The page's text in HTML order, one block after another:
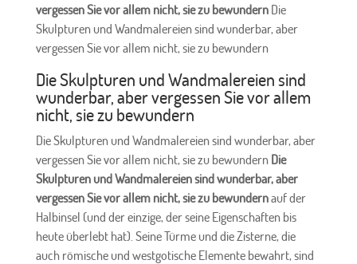
vergessen Sie vor allem nicht, sie zu bewundernDie
Skulpturen und Wandmalereien sind wunderbar, aber
vergessen Sie vor allem nicht, sie zu bewundern
Die Skulpturen und Wandmalereien sind
wunderbar, aber vergessen Sie vor allem
nicht, sie zu bewundern
Die Skulpturen und Wandmalereien sind wunderbar, aber
vergessen Sie vor allem nicht, sie zu bewundern Die
Skulpturen und Wandmalereien sind wunderbar, aber
vergessen Sie vor allem nicht, sie zu bewundernauf der
Halbinsel (und der einzige, der seine Eigenschaften bis
heute überlebt hat). Seine Türme und die Zisterne, die
auch römische und westgotische Elemente bewahrt, sind